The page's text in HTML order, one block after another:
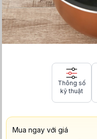
Thông số
kỹ thuật
Mua ngay với giá